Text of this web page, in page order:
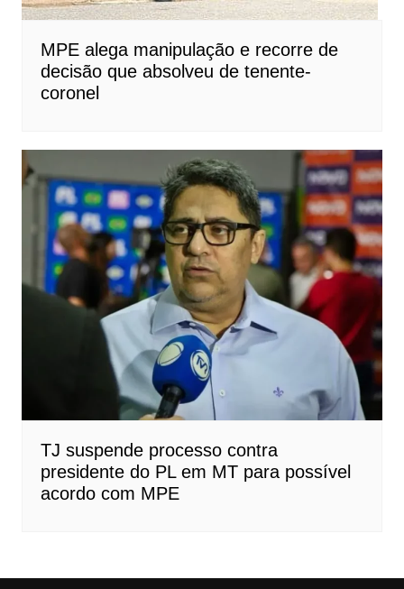
MPE alega manipulação e recorre de
decisão que absolveu de tenente-
coronel
TJ suspende processo contra
presidente do PL em MT para possível
acordo com MPE